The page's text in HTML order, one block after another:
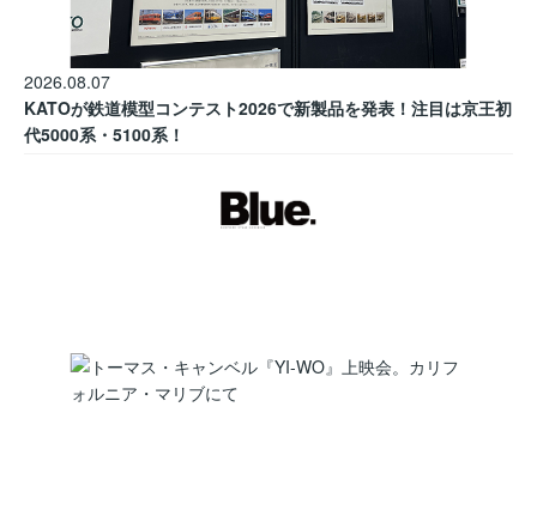
2026.08.07
KATOが鉄道模型コンテスト2026で新製品を発表！注目は京王初
代5000系・5100系！